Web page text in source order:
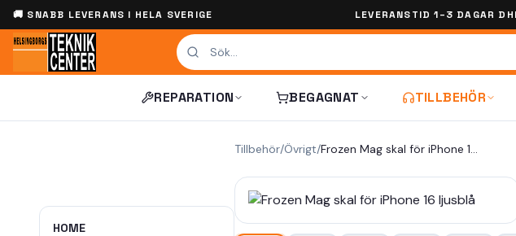
🚚 SNABB LEVERANS I HELA SVERIGE LEVERANSTID 1–3 DAGAR
REPARATION BEGAGNAT TILLBEHÖR
HOME
Tillbehör/Övrigt/ Frozen Mag skal för iPhone 16 ljusblå